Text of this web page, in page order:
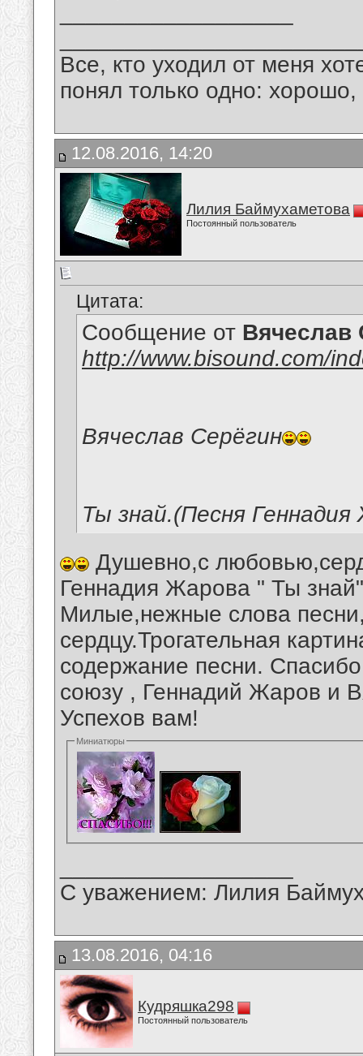
Все, кто уходил от меня
понял только одно:
12.08.2016, 14:20
Лилия Баймухаметова
Постоянный пользователь
Цитата:
Сообщение от Вячеслав
http://www.bisound.com/
Вячеслав Серёгин
Ты знай.(Песня
Душевно,с
Геннадия Жарова " Ты
Милые,нежные слова
сердцу.Трогательная
содержание песни.
союзу , Геннадий Жаров и
Успехов вам!
Миниатюры
С уважением: Лилия
13.08.2016, 04:16
Кудряшка298
Постоянный пользователь